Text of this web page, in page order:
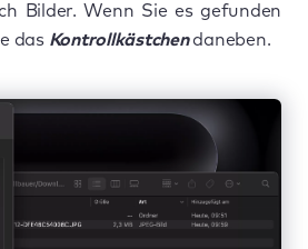
Bilder. Wenn Sie es gefunden
das Kontrollkästchen daneben.